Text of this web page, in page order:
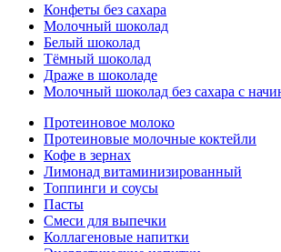
Конфеты без сахара
Молочный шоколад
Белый шоколад
Тёмный шоколад
Драже в шоколаде
Молочный шоколад без сахара с
Протеиновое молоко
Протеиновые молочные коктейли
Кофе в зернах
Лимонад витаминизированный
Топпинги и соусы
Пасты
Смеси для выпечки
Коллагеновые напитки